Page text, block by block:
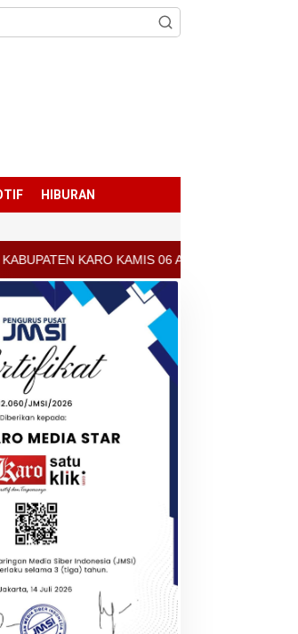
HIBURAN
KAMIS 06 AGUSTUS 2026 - ARCIS